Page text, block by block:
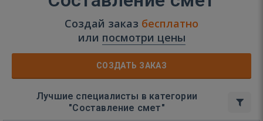
Создай заказ бесплатно
или посмотри цены
СОЗДАТЬ ЗАКАЗ
Лучшие специалисты в категории
"Составление смет"